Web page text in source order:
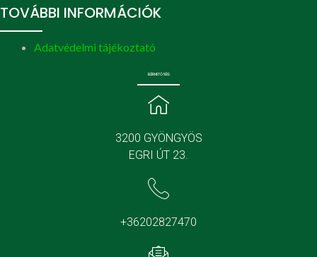
TOVÁBBI INFORMÁCIÓK
Adatvédelmi tájékoztató
ELÉRHETŐSÉG
3200 GYÖNGYÖS
EGRI ÚT 23.
+36202827470